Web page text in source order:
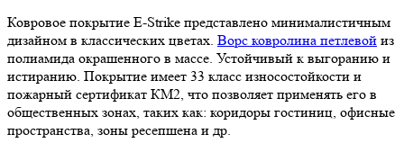
Ковровое покрытие E-Strike представлено минималистичным
дизайном в классических цветах. Ворс ковролина петлевой из
полиамида окрашенного в массе. Устойчивый к выгоранию и
истиранию. Покрытие имеет 33 класс износостойкости и
пожарный сертификат КМ2, что позволяет применять его в
общественных зонах, таких как: коридоры гостиниц, офисные
пространства, зоны ресепшена и др.